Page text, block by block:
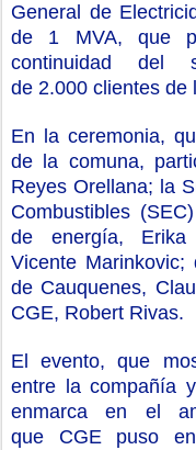
General de
de 1 MVA, que
continuidad del
de 2.000 clientes de
En l a ceremonia,
de la comuna,
Reyes Orellana; la
Combustibles (SEC)
de energía,
Vicente Marinkovic;
de Cauquenes,
CGE, Robert Rivas.
El evento, que
entre la compañía
enmarca en el
que
CGE puso